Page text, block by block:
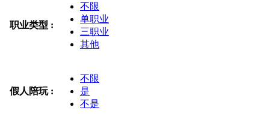
职业类型 :
不限
单职业
三职业
其他
假人陪玩 :
不限
是
不是